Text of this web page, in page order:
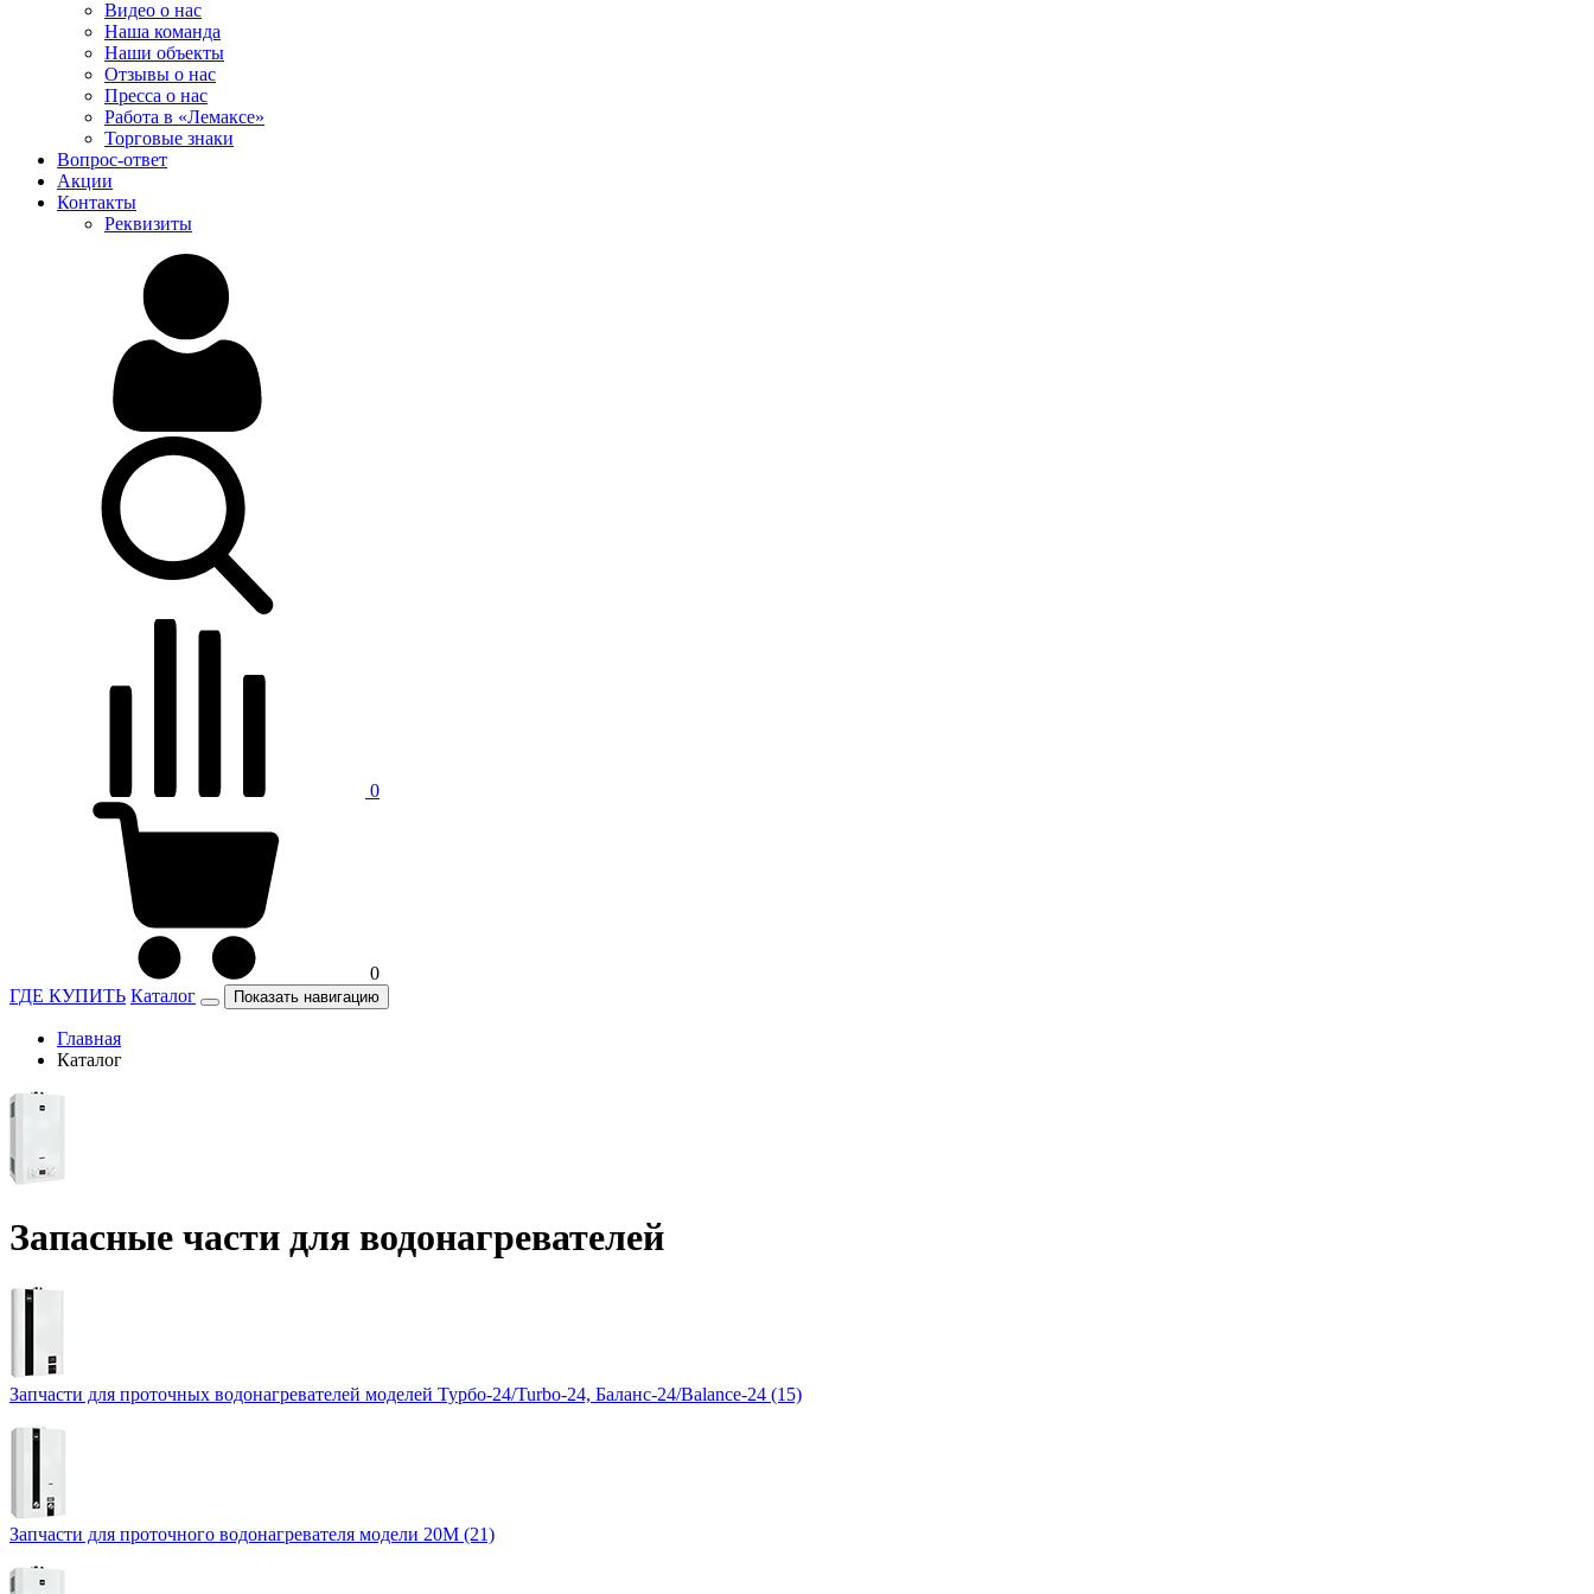
Видео о нас
Наша команда
Наши объекты
Отзывы о нас
Пресса о нас
Работа в «Лемаксе»
Торговые знаки
Вопрос-ответ
Акции
Контакты
Реквизиты
0
0
ГДЕ КУПИТЬ Каталог Показать навигацию
Главная
Каталог
Запасные части для водонагревателей
Запчасти для проточных водонагревателей моделей Турбо-24/Turbo-24, Баланс-24/Balance-24 (15)
Запчасти для проточного водонагревателя модели 20М (21)